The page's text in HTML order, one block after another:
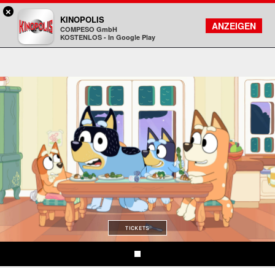
Kinopolis
FILMSUCHE
KONTO
TICKETS
×
KINOPOLIS
COMPESO GmbH
KOSTENLOS - In Google Play
ANZEIGEN